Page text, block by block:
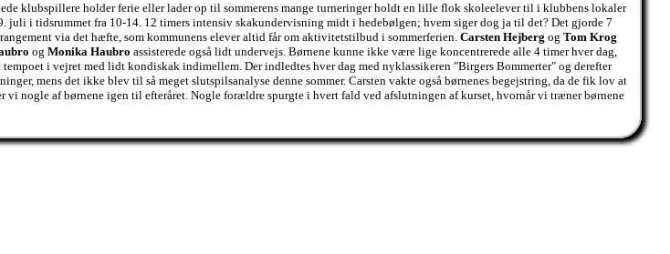
klubspillere holder ferie eller lader op til sommerens mange turneringer holdt en lille flok skoleelever til i klubbens lokaler
juli i tidsrummet fra 10-14. 12 timers intensiv skakundervisning midt i hedebølgen; hvem siger dog ja til det? Det gjorde 7
via det hæfte, som kommunens elever altid får om aktivitetstilbud i sommerferien. Carsten Hejberg og Tom Krog
og Monika Haubro assisterede også lidt undervejs. Børnene kunne ikke være lige koncentrerede alle 4 timer hver dag,
i vejret med lidt kondiskak indimellem. Der indledtes hver dag med nyklassikeren "Birgers Bommerter" og derefter
mens det ikke blev til så meget slutspilsanalyse denne sommer. Carsten vakte også børnenes begejstring, da de fik lov at
vi nogle af børnene igen til efteråret. Nogle forældre spurgte i hvert fald ved afslutningen af kurset, hvornår vi træner børnene